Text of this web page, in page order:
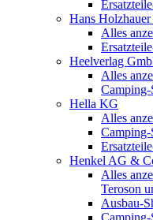
Hans
Alles
Heelverlag
Alles
Camping-
Hella KG
Alles
Camping-
Henkel AG &
Alles
Teroson
Ausbau-
Camping-